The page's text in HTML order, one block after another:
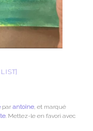
parantoine , et marqué
. Mettez-le en favori avec